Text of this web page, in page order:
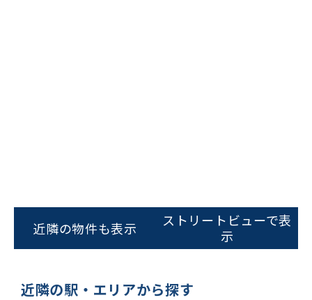
0120-620-213
近隣の物件も表示
ストリートビューで表
示
近隣の駅・エリアから探す